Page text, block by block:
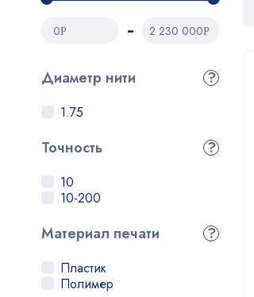
0Р 2 230 000Р
Диаметр нити ?
1.75
Точность ?
10
10-200
Материал печати ?
Пластик
Полимер